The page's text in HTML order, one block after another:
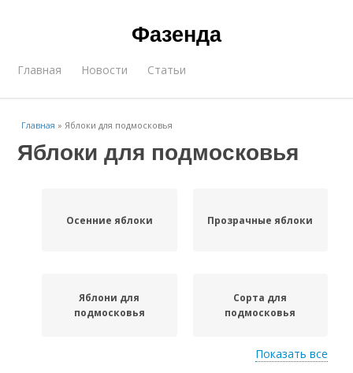
Фазенда
Главная Новости Статьи
Главная »Яблоки для подмосковья
Яблоки для подмосковья
Осенние яблоки Прозрачные яблоки
Яблони для
подмосковья
Сорта для
подмосковья
Показать все